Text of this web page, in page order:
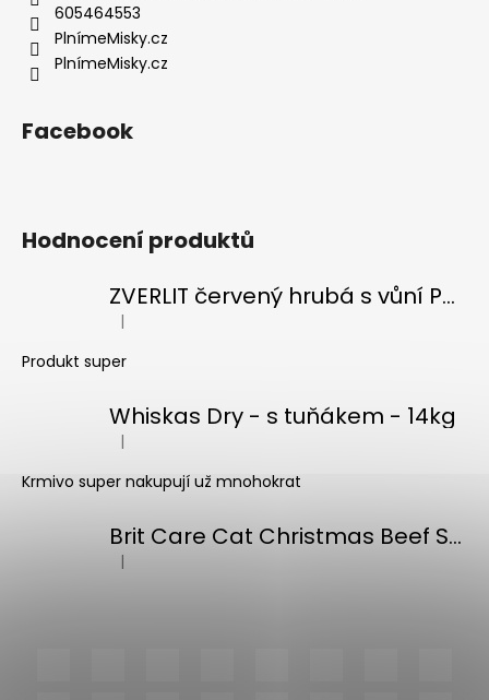
605464553
PlnímeMisky.cz
PlnímeMisky.cz
Facebook
Hodnocení produktů
ZVERLIT červený hrubá s vůní Podestýlka kočka 10kg
Hodnocení produktu je 5 z 5 hvězdiček.
|
Produkt super
Whiskas Dry - s tuňákem - 14kg
Hodnocení produktu je 5 z 5 hvězdiček.
|
Krmivo super nakupují už mnohokrat
Brit Care Cat Christmas Beef Soup 75g
Hodnocení produktu je 5 z 5 hvězdiček.
|